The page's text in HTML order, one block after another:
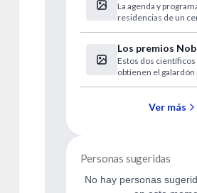
Comunidad, Mar
La agenda y
residencias de un
Los premios
Medicina y el
Pylori
Estos dos
obtienen el galardón
desarrollo de la
Ver más
Personas sugeridas
No hay personas